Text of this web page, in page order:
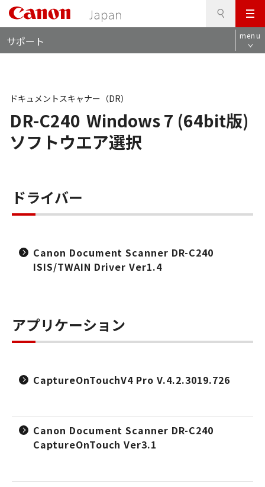
メ
ニ
ュ
サポート menu
DR-C240 Windows 7 (64bit版)
ソフトウエア選択
ドキュメントスキャナー（DR）
ドライバー
Canon Document Scanner DR-C240
ISIS/TWAIN Driver Ver1.4
アプリケーション
CaptureOnTouchV4 Pro V.4.2.3019.726
Canon Document Scanner DR-C240
CaptureOnTouch Ver3.1